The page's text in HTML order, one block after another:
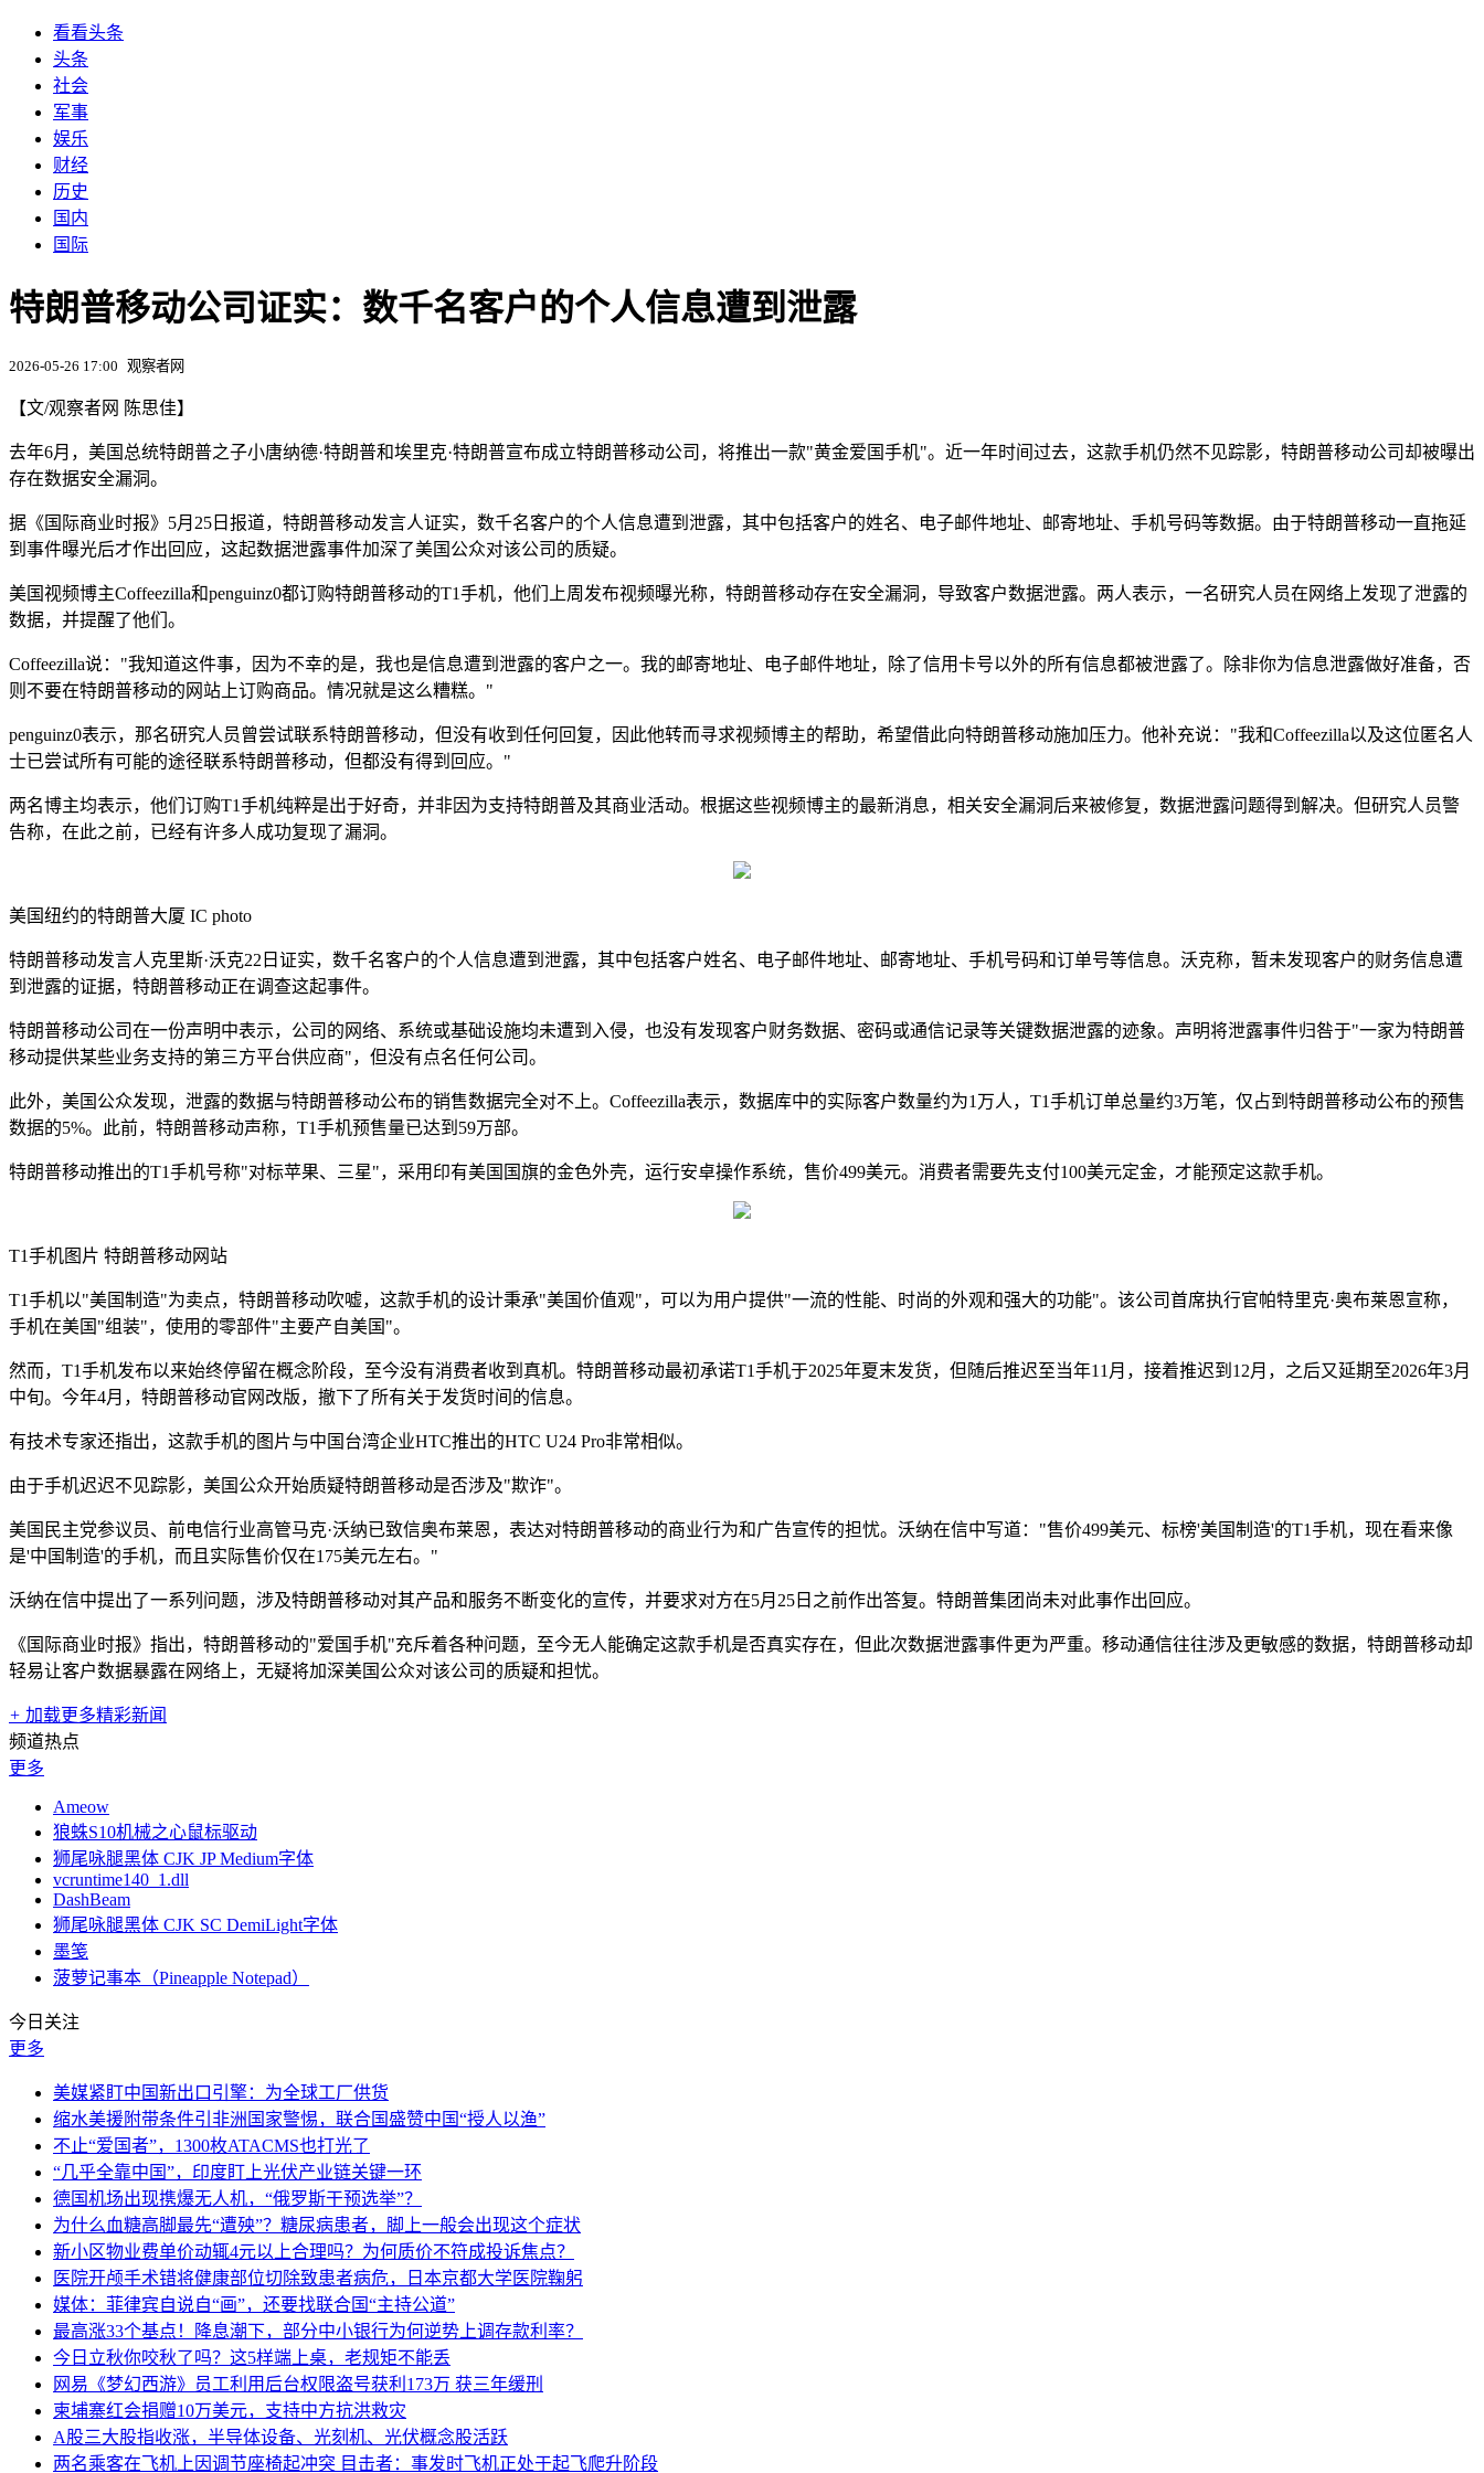
看看头条
头条
社会
军事
娱乐
财经
历史
国内
国际
特朗普移动公司证实：数千名客户的个人信息遭到泄露
2026-05-26 17:00 观察者网
【文/观察者网 陈思佳】
去年6月，美国总统特朗普之子小唐纳德·特朗普和埃里克·特朗普宣布成立特朗普移动公司，将推出一款"黄金爱国手机"。近一年时间过去，这款手机仍然不见踪影，特朗普移动公司却被曝出
存在数据安全漏洞。
据《国际商业时报》5月25日报道，特朗普移动发言人证实，数千名客户的个人信息遭到泄露，其中包括客户的姓名、电子邮件地址、邮寄地址、手机号码等数据。由于特朗普移动一直拖延
到事件曝光后才作出回应，这起数据泄露事件加深了美国公众对该公司的质疑。
美国视频博主Coffeezilla和penguinz0都订购特朗普移动的T1手机，他们上周发布视频曝光称，特朗普移动存在安全漏洞，导致客户数据泄露。两人表示，一名研究人员在网络上发现了泄露的
数据，并提醒了他们。
Coffeezilla说："我知道这件事，因为不幸的是，我也是信息遭到泄露的客户之一。我的邮寄地址、电子邮件地址，除了信用卡号以外的所有信息都被泄露了。除非你为信息泄露做好准备，否
则不要在特朗普移动的网站上订购商品。情况就是这么糟糕。"
penguinz0表示，那名研究人员曾尝试联系特朗普移动，但没有收到任何回复，因此他转而寻求视频博主的帮助，希望借此向特朗普移动施加压力。他补充说："我和Coffeezilla以及这位匿名人
士已尝试所有可能的途径联系特朗普移动，但都没有得到回应。"
两名博主均表示，他们订购T1手机纯粹是出于好奇，并非因为支持特朗普及其商业活动。根据这些视频博主的最新消息，相关安全漏洞后来被修复，数据泄露问题得到解决。但研究人员警
告称，在此之前，已经有许多人成功复现了漏洞。
美国纽约的特朗普大厦 IC photo
特朗普移动发言人克里斯·沃克22日证实，数千名客户的个人信息遭到泄露，其中包括客户姓名、电子邮件地址、邮寄地址、手机号码和订单号等信息。沃克称，暂未发现客户的财务信息遭
到泄露的证据，特朗普移动正在调查这起事件。
特朗普移动公司在一份声明中表示，公司的网络、系统或基础设施均未遭到入侵，也没有发现客户财务数据、密码或通信记录等关键数据泄露的迹象。声明将泄露事件归咎于"一家为特朗普
移动提供某些业务支持的第三方平台供应商"，但没有点名任何公司。
此外，美国公众发现，泄露的数据与特朗普移动公布的销售数据完全对不上。Coffeezilla表示，数据库中的实际客户数量约为1万人，T1手机订单总量约3万笔，仅占到特朗普移动公布的预售
数据的5%。此前，特朗普移动声称，T1手机预售量已达到59万部。
特朗普移动推出的T1手机号称"对标苹果、三星"，采用印有美国国旗的金色外壳，运行安卓操作系统，售价499美元。消费者需要先支付100美元定金，才能预定这款手机。
T1手机图片 特朗普移动网站
T1手机以"美国制造"为卖点，特朗普移动吹嘘，这款手机的设计秉承"美国价值观"，可以为用户提供"一流的性能、时尚的外观和强大的功能"。该公司首席执行官帕特里克·奥布莱恩宣称，
手机在美国"组装"，使用的零部件"主要产自美国"。
然而，T1手机发布以来始终停留在概念阶段，至今没有消费者收到真机。特朗普移动最初承诺T1手机于2025年夏末发货，但随后推迟至当年11月，接着推迟到12月，之后又延期至2026年3月
中旬。今年4月，特朗普移动官网改版，撤下了所有关于发货时间的信息。
有技术专家还指出，这款手机的图片与中国台湾企业HTC推出的HTC U24 Pro非常相似。
由于手机迟迟不见踪影，美国公众开始质疑特朗普移动是否涉及"欺诈"。
美国民主党参议员、前电信行业高管马克·沃纳已致信奥布莱恩，表达对特朗普移动的商业行为和广告宣传的担忧。沃纳在信中写道："售价499美元、标榜'美国制造'的T1手机，现在看来像
是'中国制造'的手机，而且实际售价仅在175美元左右。"
沃纳在信中提出了一系列问题，涉及特朗普移动对其产品和服务不断变化的宣传，并要求对方在5月25日之前作出答复。特朗普集团尚未对此事作出回应。
《国际商业时报》指出，特朗普移动的"爱国手机"充斥着各种问题，至今无人能确定这款手机是否真实存在，但此次数据泄露事件更为严重。移动通信往往涉及更敏感的数据，特朗普移动却
轻易让客户数据暴露在网络上，无疑将加深美国公众对该公司的质疑和担忧。
+ 加载更多精彩新闻
频道热点
更多
Ameow
狼蛛S10机械之心鼠标驱动
狮尾咏腿黑体 CJK JP Medium字体
vcruntime140_1.dll
DashBeam
狮尾咏腿黑体 CJK SC DemiLight字体
墨笺
菠萝记事本（Pineapple Notepad）
今日关注
更多
美媒紧盯中国新出口引擎：为全球工厂供货
缩水美援附带条件引非洲国家警惕，联合国盛赞中国“授人以渔”
不止“爱国者”，1300枚ATACMS也打光了
“几乎全靠中国”，印度盯上光伏产业链关键一环
德国机场出现携爆无人机，“俄罗斯干预选举”？
为什么血糖高脚最先“遭殃”？糖尿病患者，脚上一般会出现这个症状
新小区物业费单价动辄4元以上合理吗？为何质价不符成投诉焦点？
医院开颅手术错将健康部位切除致患者病危，日本京都大学医院鞠躬
媒体：菲律宾自说自“画”，还要找联合国“主持公道”
最高涨33个基点！降息潮下，部分中小银行为何逆势上调存款利率？
今日立秋你咬秋了吗？这5样端上桌，老规矩不能丢
网易《梦幻西游》员工利用后台权限盗号获利173万 获三年缓刑
柬埔寨红会捐赠10万美元，支持中方抗洪救灾
A股三大股指收涨，半导体设备、光刻机、光伏概念股活跃
两名乘客在飞机上因调节座椅起冲突 目击者：事发时飞机正处于起飞爬升阶段